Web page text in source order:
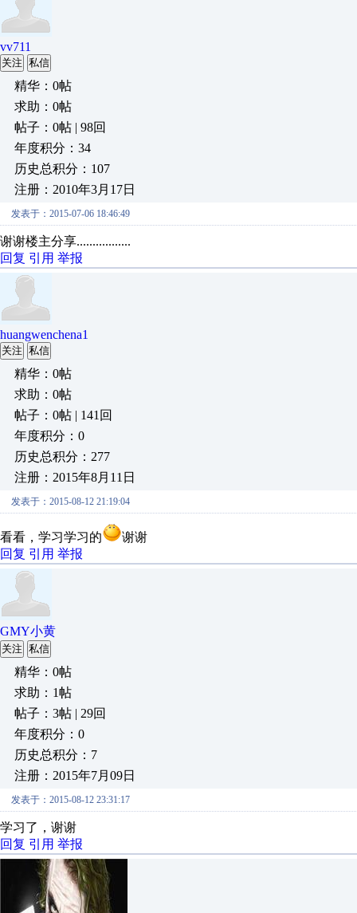
vv711
关注 私信
精华：0帖
求助：0帖
帖子：0帖 | 98回
年度积分：34
历史总积分：107
注册：2010年3月17日
发表于：2015-07-06 18:46:49
谢谢楼主分享.................
回复 引用 举报
huangwenchena1
关注 私信
精华：0帖
求助：0帖
帖子：0帖 | 141回
年度积分：0
历史总积分：277
注册：2015年8月11日
发表于：2015-08-12 21:19:04
看看，学习学习的
谢谢
回复 引用 举报
GMY小黄
关注 私信
精华：0帖
求助：1帖
帖子：3帖 | 29回
年度积分：0
历史总积分：7
注册：2015年7月09日
发表于：2015-08-12 23:31:17
学习了，谢谢
回复 引用 举报